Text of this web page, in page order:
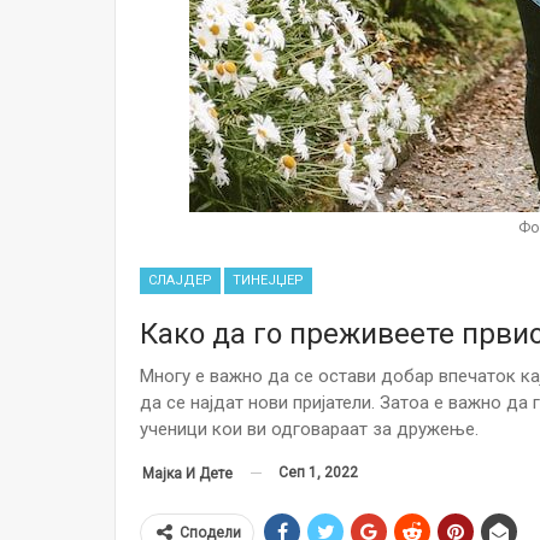
СЛАЈДЕР ТИНЕЈЏЕР
Како да го преживеете
Многу е важно да се остави добар впечаток
да се најдат нови пријатели. Затоа е важно
ученици кои ви одговараат за дружење.
Мајка И Дете Сеп 1, 2022
Сподели